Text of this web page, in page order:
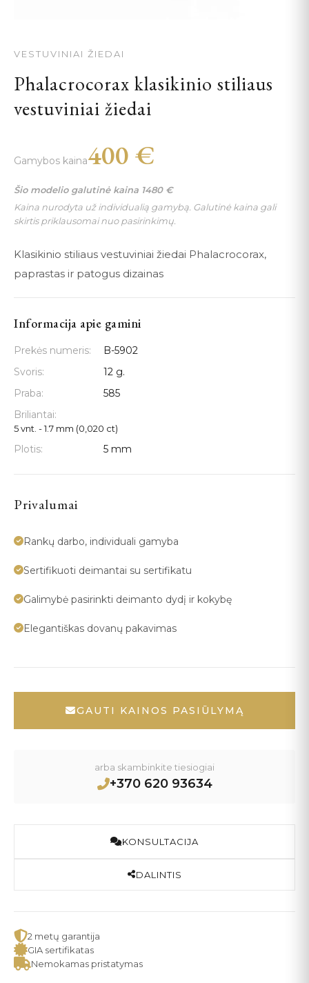
VESTUVINIAI ŽIEDAI
Phalacrocorax klasikinio stiliaus
vestuviniai žiedai
Gamybos kaina400 €
Šio modelio galutinė kaina 1480 €
Kaina nurodyta už individualią gamybą. Galutinė kaina gali
skirtis priklausomai nuo pasirinkimų.
Klasikinio stiliaus vestuviniai žiedai Phalacrocorax,
paprastas ir patogus dizainas
Informacija apie gamini
Prekės numeris:
B-5902
Svoris:
12 g.
Praba:
585
Briliantai:
5 vnt. - 1.7 mm (0,020 ct)
Plotis: 5 mm
Privalumai
Rankų darbo, individuali gamyba
Sertifikuoti deimantai su sertifikatu
Galimybė pasirinkti deimanto dydį ir kokybę
Elegantiškas dovanų pakavimas
GAUTI KAINOS PASIŪLYMĄ
arba skambinkite tiesiogiai
+370 620 93634
KONSULTACIJA
DALINTIS
2 metų garantija
GIA sertifikatas
Nemokamas pristatymas